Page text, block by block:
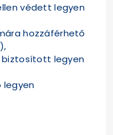
védett legyen
hozzáférhető
biztosított legyen
legyen